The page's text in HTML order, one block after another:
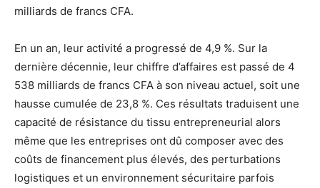
milliards de francs CFA.
En un an, leur activité a progressé de 4,9 %. Sur la
dernière décennie, leur chiffre d’affaires est passé de 4
538 milliards de francs CFA à son niveau actuel, soit une
hausse cumulée de 23,8 %. Ces résultats traduisent une
capacité de résistance du tissu entrepreneurial alors
même que les entreprises ont dû composer avec des
coûts de financement plus élevés, des perturbations
logistiques et un environnement sécuritaire parfois